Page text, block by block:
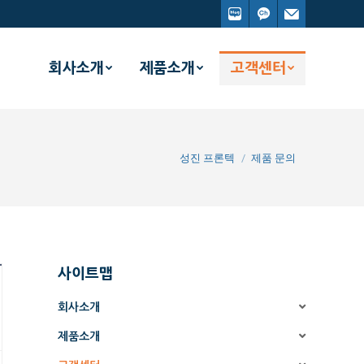
회사소개 제품소개 고객센터
You are here:
성진 프론텍 제품 문의
사이트맵
회사소개
제품소개